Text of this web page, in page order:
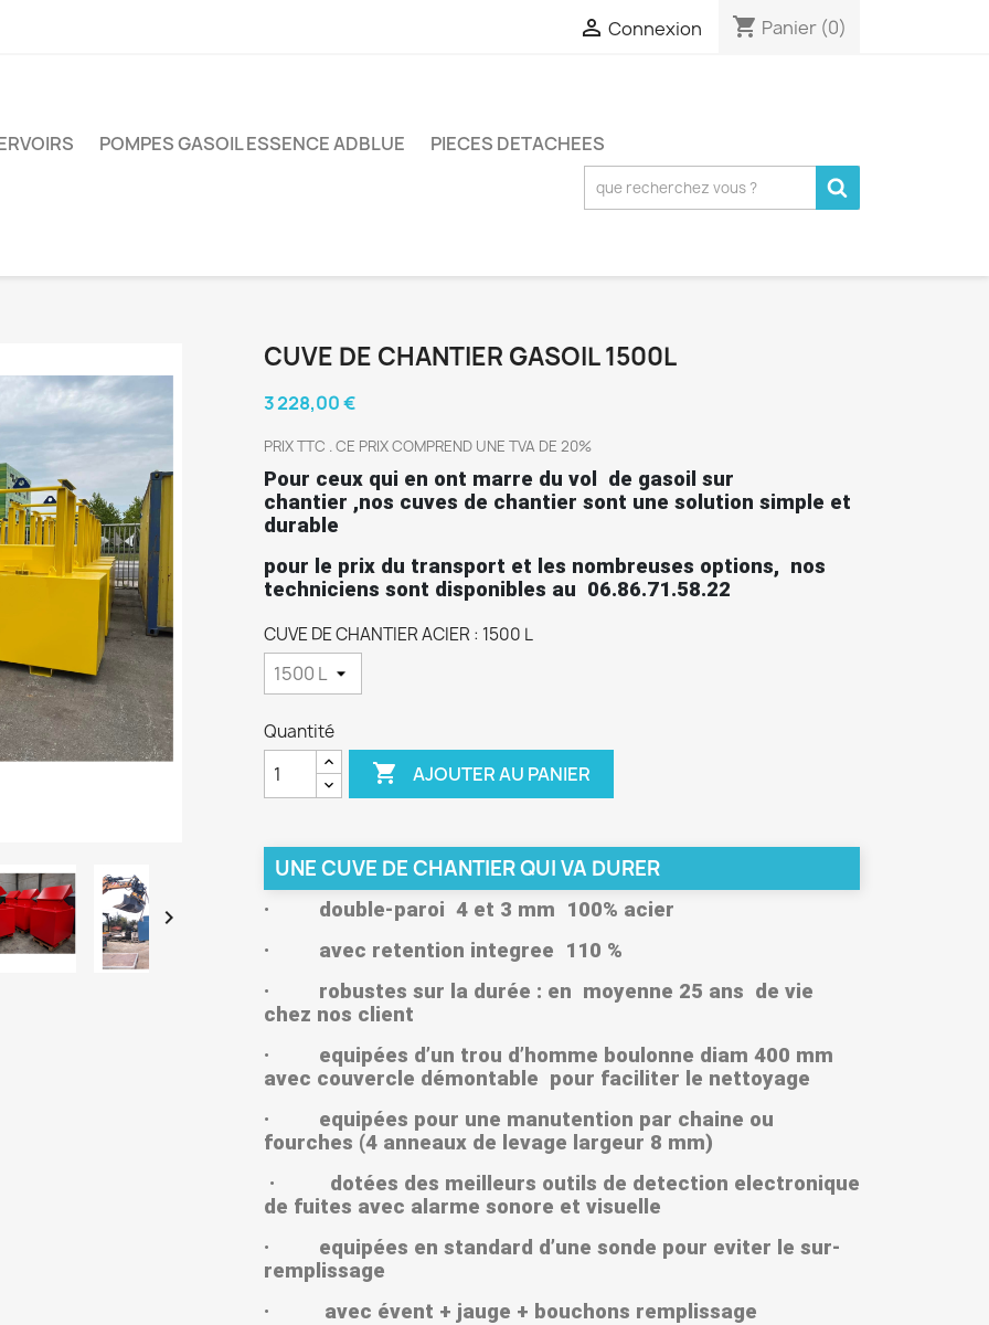
 Connexion shopping_cart Panier (0)
POMPES GASOIL ESSENCE ADBLUE PIECES DETACHEES

CUVE DE CHANTIER GASOIL 1500L
3 228,00 €
PRIX TTC . CE PRIX COMPREND UNE TVA DE 20%
Pour ceux qui en ont marre du vol de gasoil sur
chantier ,nos cuves de chantier sont une solution simple et
durable
pour le prix du transport et les nombreuses options, nos
techniciens sont disponibles au 06.86.71.58.22
CUVE DE CHANTIER ACIER : 1500 L
Quantité
 AJOUTER AU PANIER
UNE CUVE DE CHANTIER QUI VA DURER
· double-paroi 4 et 3 mm 100% acier
· avec retention integree 110 %
· robustes sur la durée : en moyenne 25 ans de vie
chez nos client
· equipées d’un trou d’homme boulonne diam 400 mm
avec couvercle démontable pour faciliter le nettoyage
· equipées pour une manutention par chaine ou
fourches (4 anneaux de levage largeur 8 mm)
· dotées des meilleurs outils de detection electronique
de fuites avec alarme sonore et visuelle
· equipées en standard d’une sonde pour eviter le sur-
remplissage
· avec évent + jauge + bouchons remplissage